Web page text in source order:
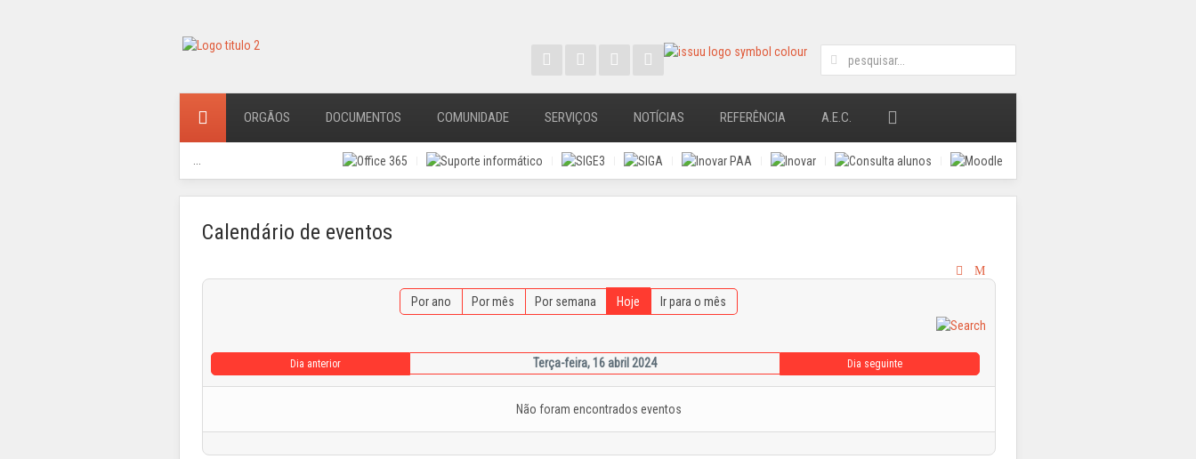
ORGÃOS DOCUMENTOS COMUNIDADE SERVIÇOS NOTÍCIAS REFERÊNCIA A.E.C.
Calendário de eventos
Por ano Por mês Por semana Hoje Ir para o mês
Dia anterior Terça-feira, 16 abril 2024 Dia seguinte
Não foram encontrados eventos